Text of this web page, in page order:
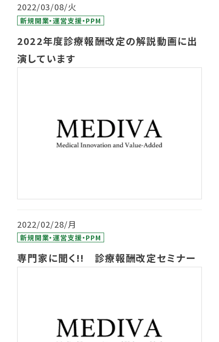
2022/03/08/火
新規開業・運営支援・PPM
2022年度診療報酬改定の解説動画に出
演しています
2022/02/28/月
新規開業・運営支援・PPM
専門家に聞く!! 診療報酬改定セミナー